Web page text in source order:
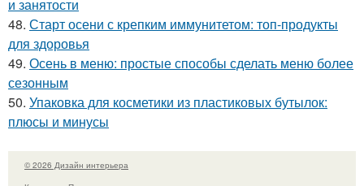
и занятости
48. Старт осени с крепким иммунитетом: топ-продукты
для здоровья
49. Осень в меню: простые способы сделать меню более
сезонным
50. Упаковка для косметики из пластиковых бутылок:
плюсы и минусы
© 2026 Дизайн интерьера